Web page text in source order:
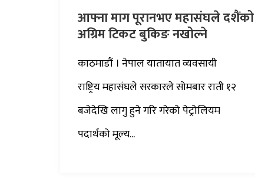
आफ्ना माग पूरानभए महासंघले दशैंको
अग्रिम टिकट बुकिङ नखोल्ने
काठमाडाैं । नेपाल यातायात व्यवसायी
राष्ट्रिय महासंघले सरकारले सोमबार राती १२
बजेदेखि लागु हुने गरि गरेको पेट्रोलियम
पदार्थको मूल्य...